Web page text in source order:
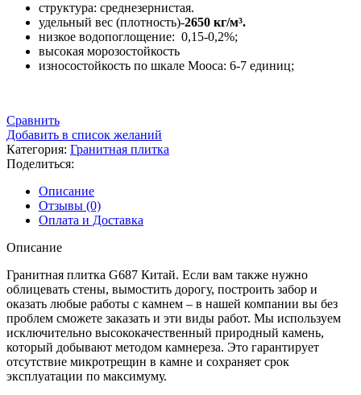
структура: среднезернистая.
удельный вес (плотность)-2650 кг/м³.
низкое водопоглощение: 0,15-0,2%;
высокая морозостойкость
износостойкость по шкале Мооса: 6-7 единиц;
Сравнить
Добавить в список желаний
Категория: Гранитная плитка
Поделиться:
Описание
Отзывы (0)
Оплата и Доставка
Описание
Гранитная плитка G687 Китай. Если вам также нужно
облицевать стены, вымостить дорогу, построить забор и
оказать любые работы с камнем – в нашей компании вы без
проблем сможете заказать и эти виды работ. Мы используем
исключительно высококачественный природный камень,
который добывают методом камнереза. Это гарантирует
отсутствие микротрещин в камне и сохраняет срок
эксплуатации по максимуму.